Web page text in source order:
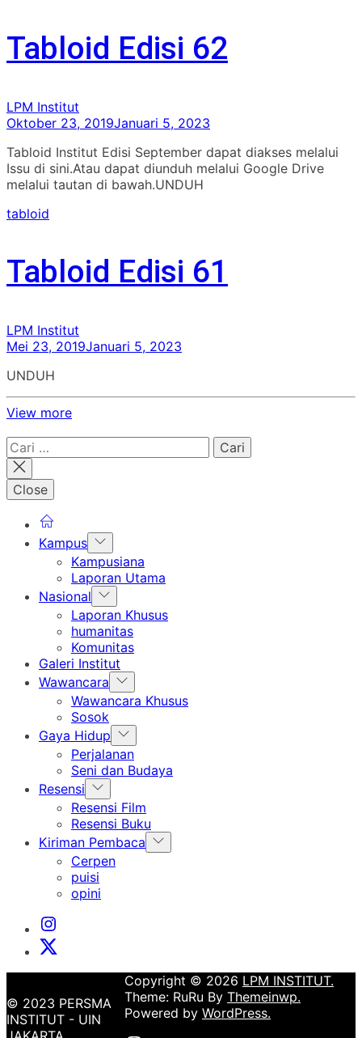
Tabloid Edisi 62
LPM Institut
Oktober 23, 2019Januari 5, 2023
Tabloid Institut Edisi September dapat diakses melalui
Issu di sini.Atau dapat diunduh melalui Google Drive
melalui tautan di bawah.UNDUH
tabloid
Tabloid Edisi 61
LPM Institut
Mei 23, 2019Januari 5, 2023
UNDUH
View more
Cari
untuk:
Close
Kampus Show
sub
menu
Kampusiana
Laporan Utama
Nasional Show
sub
menu
Laporan Khusus
humanitas
Komunitas
Galeri Institut
Wawancara Show
sub
Wawancara Khusus
Sosok
Gaya Hidup Show
sub
menu
Perjalanan
Seni dan Budaya
Resensi Show
sub
menu
Resensi Film
Resensi Buku
Kiriman Pembaca Show
sub
Cerpen
puisi
opini
Instagram
Institut
X
© 2023 PERSMA
INSTITUT - UIN
Copyright © 2026 LPM INSTITUT.
Theme: RuRu By Themeinwp.
Powered by WordPress.